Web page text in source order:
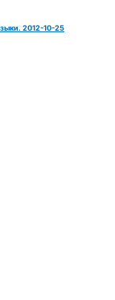
2012-10-25